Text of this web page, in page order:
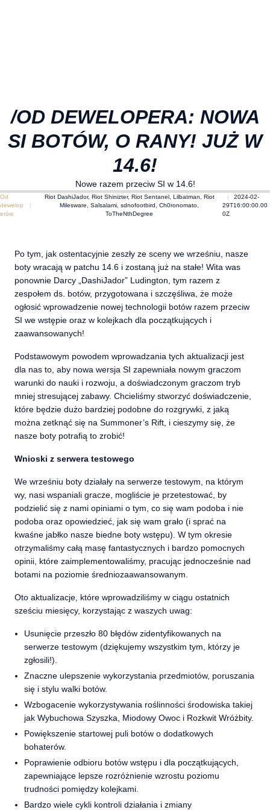
/OD DEWELOPERA: NOWA
SI BOTÓW, O RANY! JUŻ W
14.6!
Nowe razem przeciw SI w 14.6!
Od
dewelop
erów
Riot DashiJador, Riot Shinizter, Riot Sentanel, Lilbatman, Riot
Milesware, Salsalami, sdnofootbird, Ch0ronomato,
ToTheNthDegree
2024-02-
29T16:00:00.00
0Z
Po tym, jak ostentacyjnie zeszły ze sceny we wrześniu, nasze
boty wracają w patchu 14.6 i zostaną już na stałe! Wita was
ponownie Darcy „DashiJador” Ludington, tym razem z
zespołem ds. botów, przygotowana i szczęśliwa, że może
ogłosić wprowadzenie nowej technologii botów razem przeciw
SI we wstępie oraz w kolejkach dla początkujących i
zaawansowanych!
Podstawowym powodem wprowadzania tych aktualizacji jest
dla nas to, aby nowa wersja SI zapewniała nowym graczom
warunki do nauki i rozwoju, a doświadczonym graczom tryb
mniej stresującej zabawy. Chcieliśmy stworzyć doświadczenie,
które będzie dużo bardziej podobne do rozgrywki, z jaką
można zetknąć się na Summoner’s Rift, i cieszymy się, że
nasze boty potrafią to zrobić!
Wnioski z serwera testowego
We wrześniu boty działały na serwerze testowym, na którym
wy, nasi wspaniali gracze, mogliście je przetestować, by
podzielić się z nami opiniami o tym, co się wam podoba i nie
podoba oraz opowiedzieć, jak się wam grało (i sprać na
kwaśne jabłko nasze biedne boty wstępu). W tym okresie
otrzymaliśmy całą masę fantastycznych i bardzo pomocnych
opinii, które zaimplementowaliśmy, pracując jednocześnie nad
botami na poziomie średniozaawansowanym.
Oto aktualizacje, które wprowadziliśmy w ciągu ostatnich
sześciu miesięcy, korzystając z waszych uwag:
Usunięcie przeszło 80 błędów zidentyfikowanych na
serwerze testowym (dziękujemy wszystkim tym, którzy je
zgłosili!).
Znaczne ulepszenie wykorzystania przedmiotów, poruszania
się i stylu walki botów.
Wzbogacenie wykorzystywania roślinności środowiska takiej
jak Wybuchowa Szyszka, Miodowy Owoc i Rozkwit Wróżbity.
Powiększenie startowej puli botów o dodatkowych
bohaterów.
Poprawienie odbioru botów wstępu i dla początkujących,
zapewniające lepsze rozróżnienie wzrostu poziomu
trudności pomiędzy kolejkami.
Bardzo wiele cykli kontroli działania i zmiany